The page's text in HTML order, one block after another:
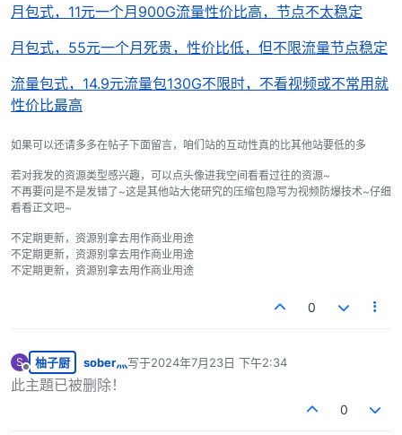
月包式，11元一个月900G流量性价比高，节点不太稳定
月包式，55元一个月死贵，性价比低，但不限流量节点稳定
流量包式，14.9元流量包130G不限时，不看视频或不常用就
性价比最高
如果可以还请多多在帖子下面留言，咱们站的互动性真的比其他站要低的多
若对我发的资源类型感兴趣，可以点头像进我空间看看过往的资源~
不再要问是不是发错了~这是其他站大佬研究的压缩包隐写为视频防爆技术~仔细
看看正文吧~
不定期更新，资源别拿去用作商业用途
不定期更新，资源别拿去用作商业用途
不定期更新，资源别拿去用作商业用途
0
S
离线
柚子厨 sober灬写于2024年7月23日 下午2:34
最后由 编辑
此主題已被删除！
0